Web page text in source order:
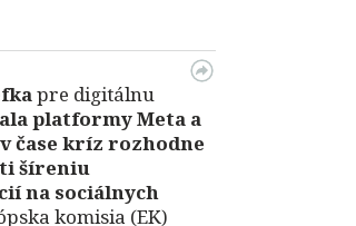
pre digitálnu
platformy Meta a
čase kríz rozhodne
šíreniu
na sociálnych
komisia (EK)